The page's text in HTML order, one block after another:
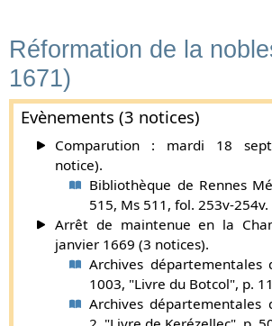
Réformation de la
1671)
Evènements (3 notices)
Comparution : mardi 18
notice).
Bibliothèque de Rennes
515, Ms 511, fol. 253v-254v.
Arrêt de maintenue en la
janvier 1669 (3 notices).
Archives départementales
1003, "Livre du Botcol", p.
Archives départementales